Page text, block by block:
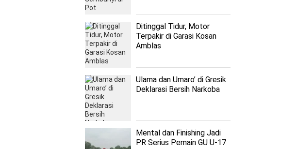
Ditinggal Tidur, Motor
Terpakir di Garasi Kosan
Amblas
Ulama dan Umaro’ di Gresik
Deklarasi Bersih Narkoba
Mental dan Finishing Jadi
PR Serius Pemain GU U-17